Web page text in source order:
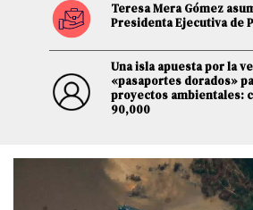
Teresa Mera Gómez
Presidenta Ejecutiva de
Una isla apuesta por la
«pasaportes dorados»
proyectos ambientales:
90,000